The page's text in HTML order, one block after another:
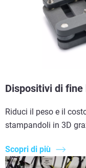
Dispositivi di fine
Riduci il peso e il
stampandoli in 3D
Scopri di più